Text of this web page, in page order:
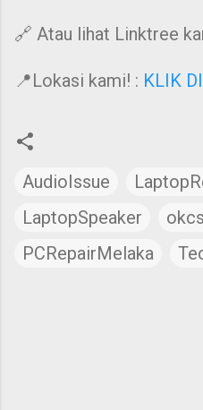
🔗 Atau lihat Linktree
📍Lokasi kami! : KLIK
AudioIssue
LaptopSpeaker
PCRepairMelaka